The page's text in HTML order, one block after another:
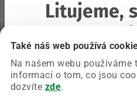
Také náš web používá
Na našem webu používáme
informací o tom, co jsou
dozvíte zde.
Litujeme,
Chyba nastala na naší
Zkuste prosím znovu